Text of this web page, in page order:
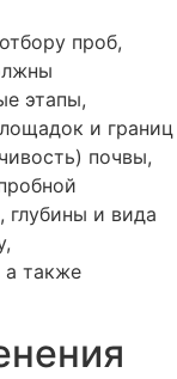
проб,
этапы,
и границ
почвы,
глубины и вида
а также